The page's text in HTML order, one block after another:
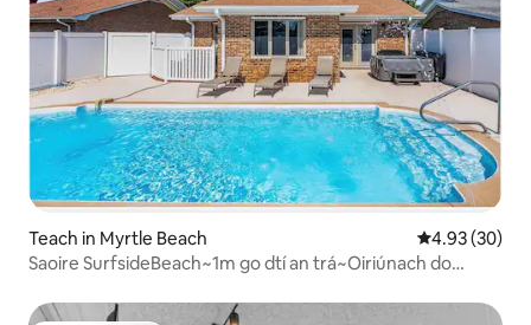
Teach in Myrtle Beach Meánrátáil
4.93 (30)
Saoire SurfsideBeach~1m go dtí an trá~Oiriúnach do